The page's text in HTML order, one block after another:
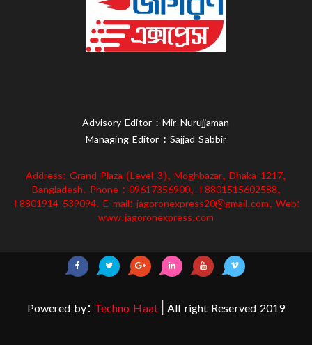
Advisory Editor : Mir Nurujjaman
Managing Editor : Sajjad Sabbir
Address: Grand Plaza (Level-3), Moghbazar, Dhaka-1217,
Bangladesh. Phone : 09617356900, +8801515602588,
+8801914-539094. E-mail: jagoronexpress20@gmail.com, Web:
www.jagoronexpress.com
Powered by: Techno Haat| All right Reserved 2019